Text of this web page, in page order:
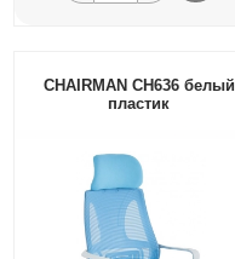
CHAIRMAN CH636 белый
пластик